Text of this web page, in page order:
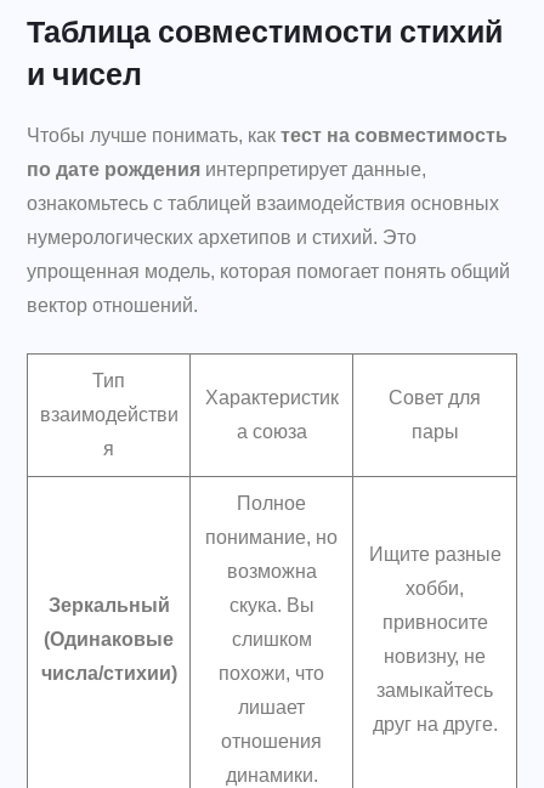
Таблица совместимости стихий
и чисел
Чтобы лучше понимать, как тест на совместимость
по дате рождения интерпретирует данные,
ознакомьтесь с таблицей взаимодействия основных
нумерологических архетипов и стихий. Это
упрощенная модель, которая помогает понять общий
вектор отношений.
Тип
взаимодействи
я
Характеристик
а союза
Совет для
пары
Зеркальный
(Одинаковые
числа/стихии)
Полное
понимание, но
возможна
скука. Вы
слишком
похожи, что
лишает
отношения
динамики.
Ищите разные
хобби,
привносите
новизну, не
замыкайтесь
друг на друге.